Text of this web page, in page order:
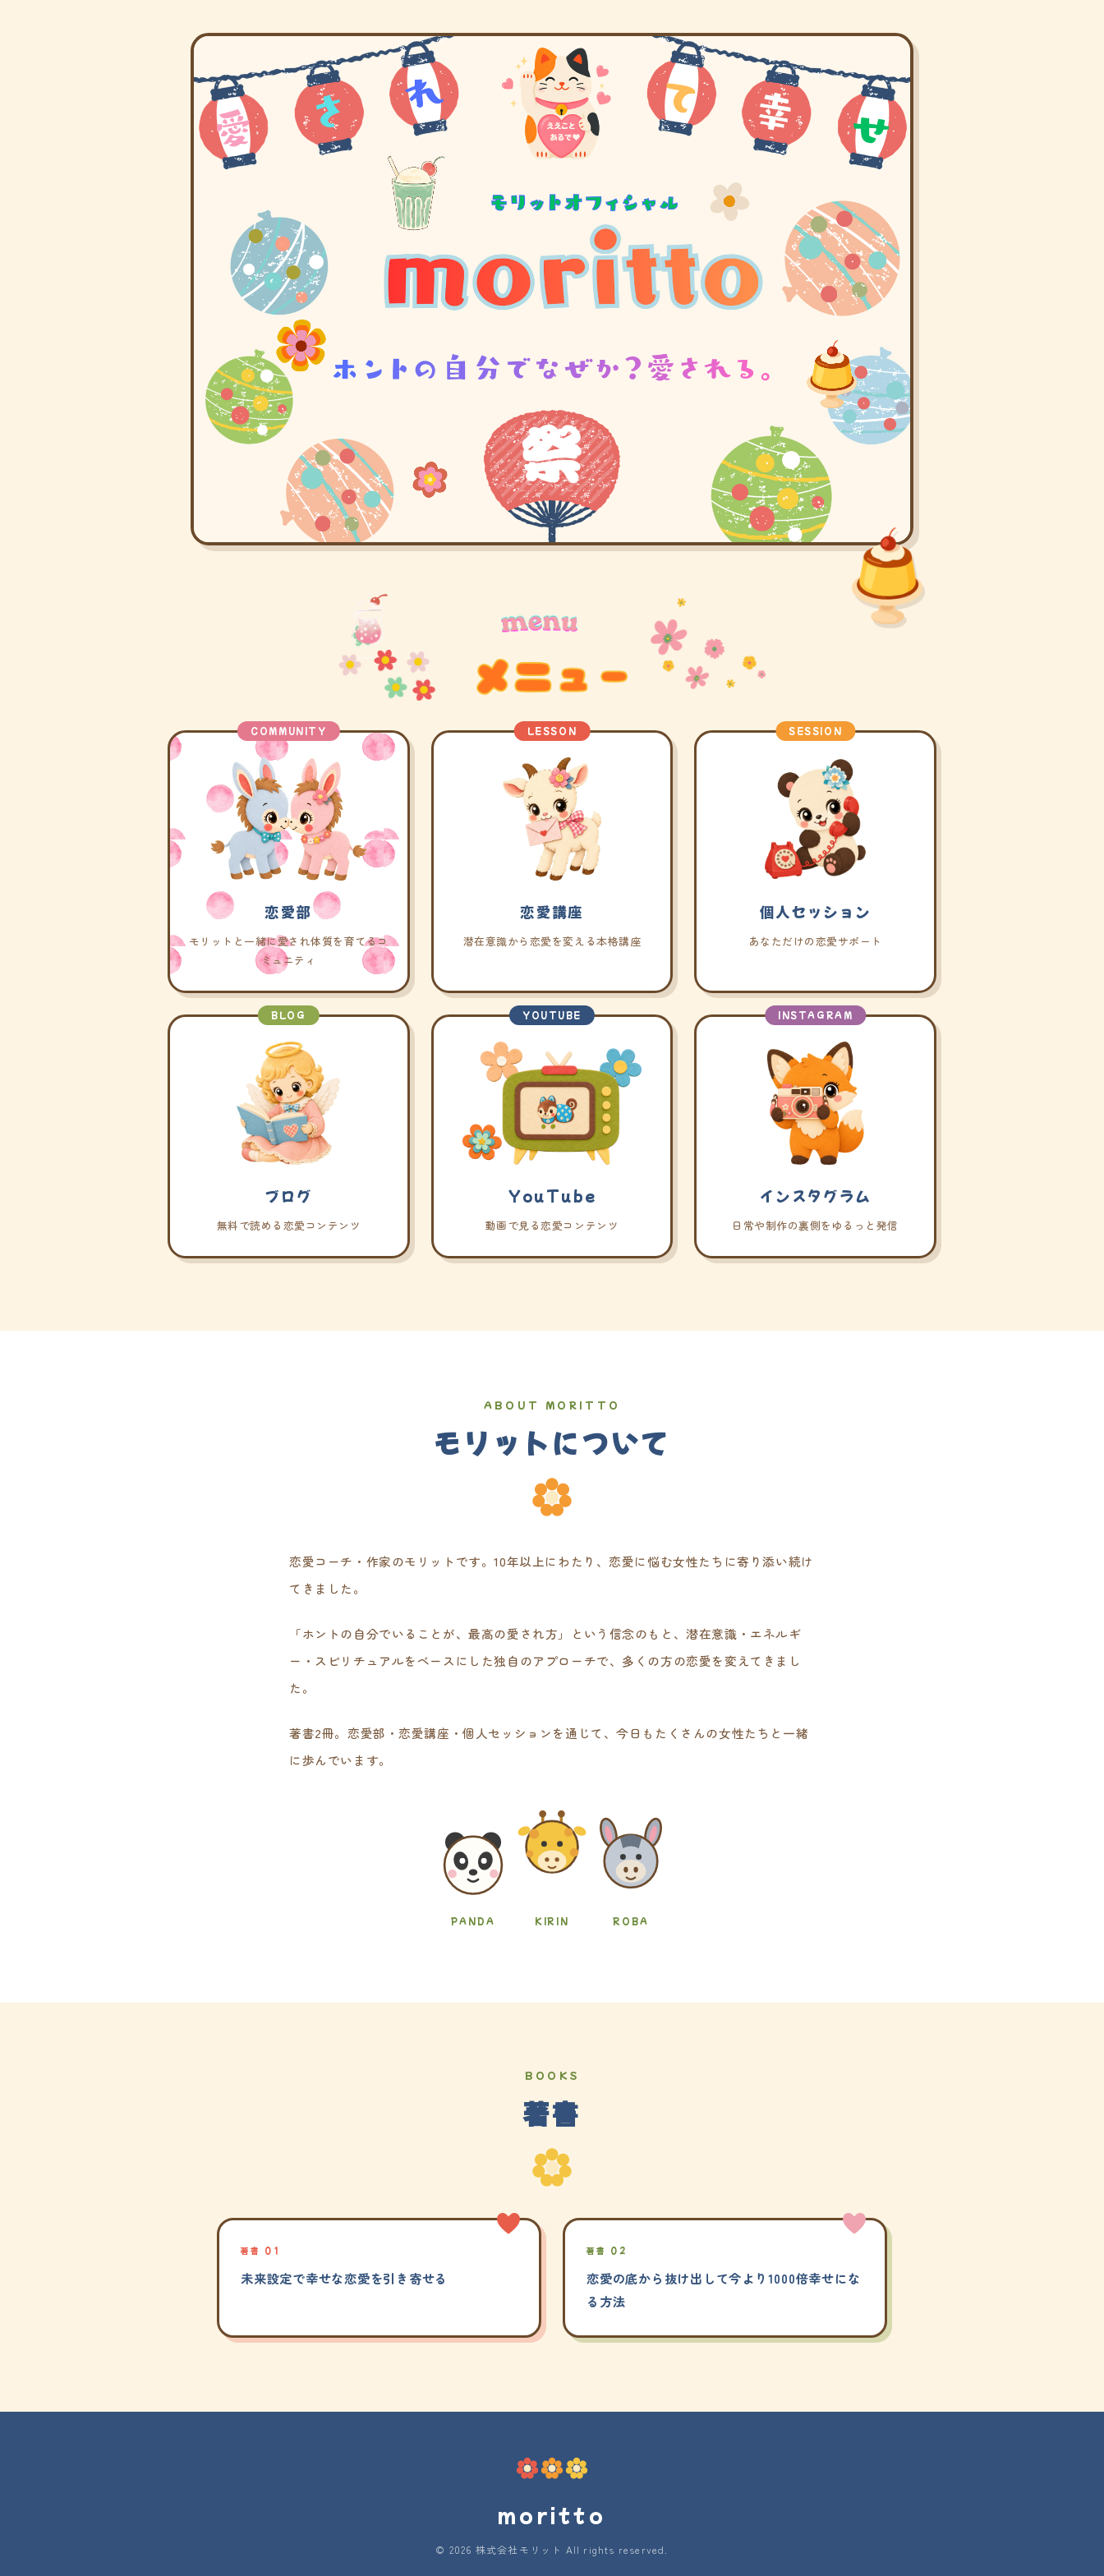
COMMUNITY
恋愛部
モリットと一緒に愛され体質を育てるコ
ミュニティ
LESSON
恋愛講座
潜在意識から恋愛を変える本格講座
SESSION
個人セッション
あなただけの恋愛サポート
BLOG
ブログ
無料で読める恋愛コンテンツ
YOUTUBE
YouTube
動画で見る恋愛コンテンツ
INSTAGRAM
インスタグラム
日常や制作の裏側をゆるっと発信
ABOUT MORITTO
モリットについて
恋愛コーチ・作家のモリットです。10年以上にわたり、恋愛に悩む女性たちに寄り添い続け
てきました。
「ホントの自分でいることが、最高の愛され方」という信念のもと、潜在意識・エネルギ
ー・スピリチュアルをベースにした独自のアプローチで、多くの方の恋愛を変えてきまし
た。
著書2冊。恋愛部・恋愛講座・個人セッションを通じて、今日もたくさんの女性たちと一緒
に歩んでいます。
PANDA KIRIN ROBA
BOOKS
著書
著書 01
未来設定で幸せな恋愛を引き寄せる
著書 02
恋愛の底から抜け出して今より1000倍幸せにな
る方法
moritto
© 2026 株式会社モリット All rights reserved.